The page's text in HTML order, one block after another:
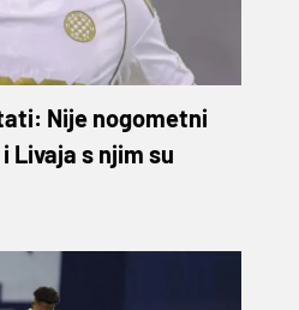
Nije nogometni
Livaja s njim su